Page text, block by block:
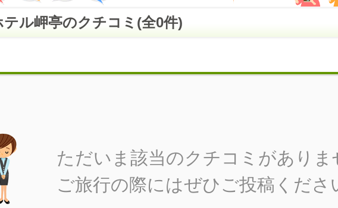
テル岬亭のクチコミ(全0件)
ただいま該当のクチコミがありま
ご旅行の際にはぜひご投稿くださ